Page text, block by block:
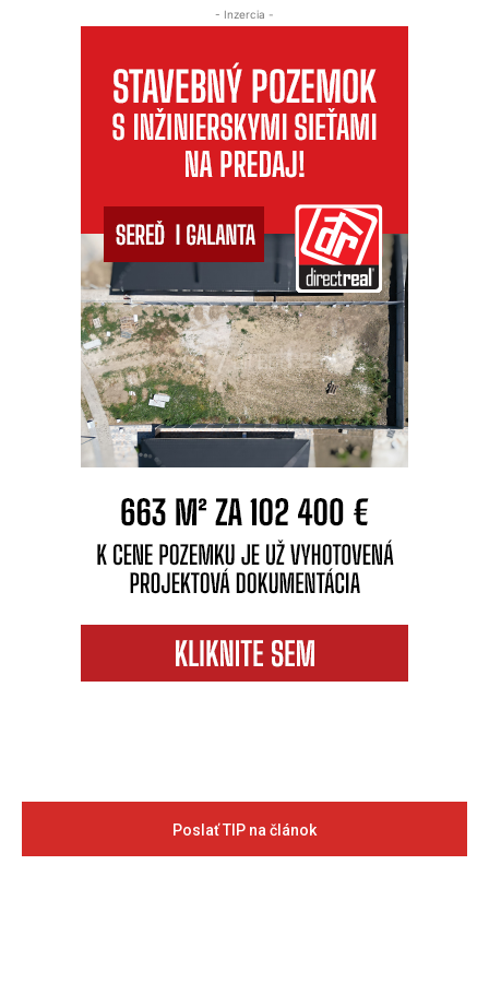
- Inzercia -
Poslať TIP na článok